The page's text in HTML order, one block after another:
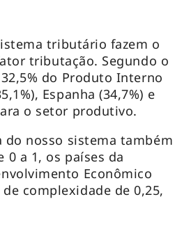
tributário fazem o
tributação. Segundo o
do Produto Interno
Espanha (34,7%) e
o setor produtivo.
nosso sistema também
0 a 1, os países da
Econômico
complexidade de 0,25,